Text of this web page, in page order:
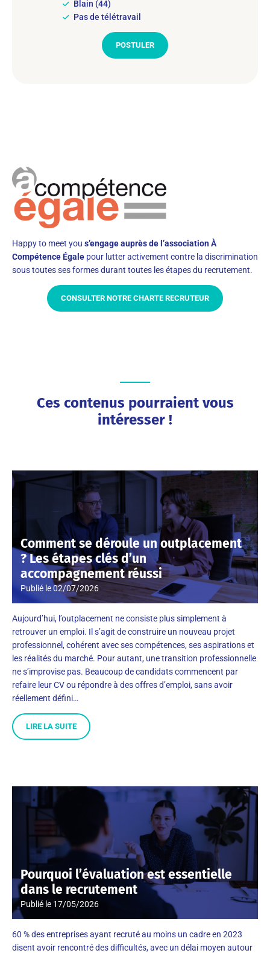
Blain (44)
Pas de télétravail
POSTULER
Happy to meet you s’engage auprès de l’association À
Compétence Égale pour lutter activement contre la discrimination
sous toutes ses formes durant toutes les étapes du recrutement.
CONSULTER NOTRE CHARTE RECRUTEUR
Ces contenus pourraient vous
intéresser !
Comment se déroule un outplacement
? Les étapes clés d’un
accompagnement réussi
Publié le02/07/2026
Aujourd’hui, l’outplacement ne consiste plus simplement à
retrouver un emploi. Il s’agit de construire un nouveau projet
professionnel, cohérent avec ses compétences, ses aspirations et
les réalités du marché. Pour autant, une transition professionnelle
ne s’improvise pas. Beaucoup de candidats commencent par
refaire leur CV ou répondre à des offres d’emploi, sans avoir
réellement défini…
LIRE LA SUITE
Pourquoi l’évaluation est essentielle
dans le recrutement
Publié le 17/05/2026
60 % des entreprises ayant recruté au moins un cadre en 2023
disent avoir rencontré des difficultés, avec un délai moyen autour